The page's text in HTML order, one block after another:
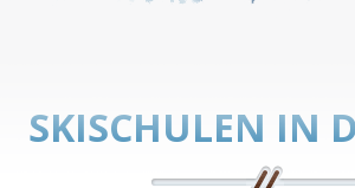
SKISCHULEN IN